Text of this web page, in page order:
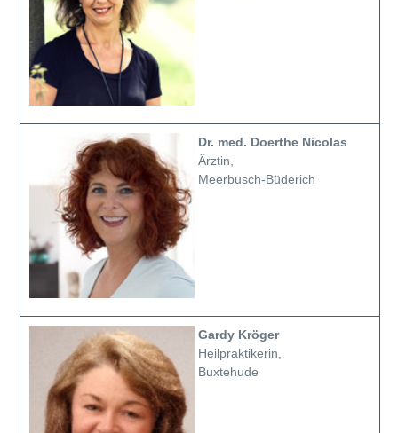
Dr. med. Doerthe Nicolas
Ärztin,
Meerbusch-Büderich
Gardy Kröger
Heilpraktikerin,
Buxtehude